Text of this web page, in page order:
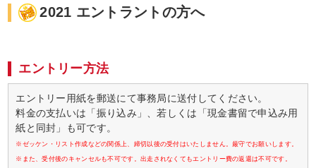
2021 エントラントの方へ
エントリー方法
エントリー用紙を郵送にて事務局に送付してください。
料金の支払いは「振り込み」、若しくは「現金書留で申込み用
紙と同封」も可です。
※ゼッケン・リスト作成などの関係上、締切以後の受付はいたしません。厳守でお願いします。
※また、受付後のキャンセルも不可です。出走されなくてもエントリー費の返還は不可です。